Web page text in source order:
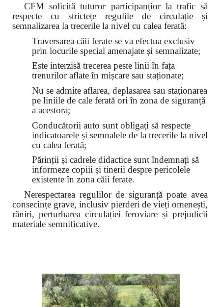
CFM solicită tuturor participanțior la trafic să
respecte cu strictețe regulile de circulație și
semnalizarea la trecerile la nivel cu calea ferată:
Traversarea căii ferate se va efectua exclusiv
prin locurile special amenajate și semnalizate;
Este interzisă trecerea peste linii în fața
trenurilor aflate în mișcare sau staționate;
Nu se admite aflarea, deplasarea sau staționarea
pe liniile de cale ferată ori în zona de siguranță
a acestora;
Conducătorii auto sunt obligați să respecte
indicatoarele și semnalele de la trecerile la nivel
cu calea ferată;
Părinții și cadrele didactice sunt îndemnați să
informeze copiii și tinerii despre pericolele
existente în zona căii ferate.
Nerespectarea regulilor de siguranță poate avea
consecințe grave, inclusiv pierderi de vieți omenești,
răniri, perturbarea circulației feroviare și prejudicii
materiale semnificative.